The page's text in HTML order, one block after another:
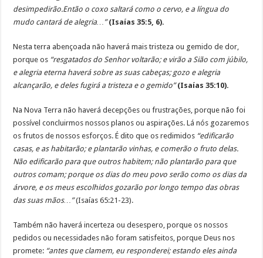
desimpedirão.Então o coxo saltará como o cervo, e a língua do
mudo cantará de alegria…” (Isaías 35:5, 6).
Nesta terra abençoada não haverá mais tristeza ou gemido de dor,
porque os “resgatados do Senhor voltarão; e virão a Sião com júbilo,
e alegria eterna haverá sobre as suas cabeças; gozo e alegria
alcançarão, e deles fugirá a tristeza e o gemido” (Isaías 35:10).
Na Nova Terra não haverá decepções ou frustrações, porque não foi
possível concluirmos nossos planos ou aspirações. Lá nós gozaremos
os frutos de nossos esforços. É dito que os redimidos “edificarão
casas, e as habitarão; e plantarão vinhas, e comerão o fruto delas.
Não edificarão para que outros habitem; não plantarão para que
outros comam; porque os dias do meu povo serão como os dias da
árvore, e os meus escolhidos gozarão por longo tempo das obras
das suas mãos…”(Isaías 65:21-23).
Também não haverá incerteza ou desespero, porque os nossos
pedidos ou necessidades não foram satisfeitos, porque Deus nos
promete: “antes que clamem, eu responderei; estando eles ainda